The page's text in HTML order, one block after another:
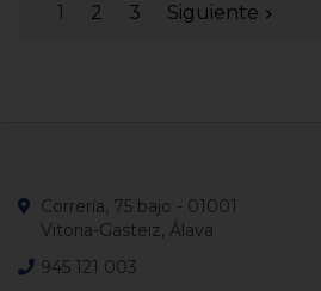
1 2 3 Siguiente 
Correría, 75 bajo - 01001
Vitoria-Gasteiz, Álava
945 121 003